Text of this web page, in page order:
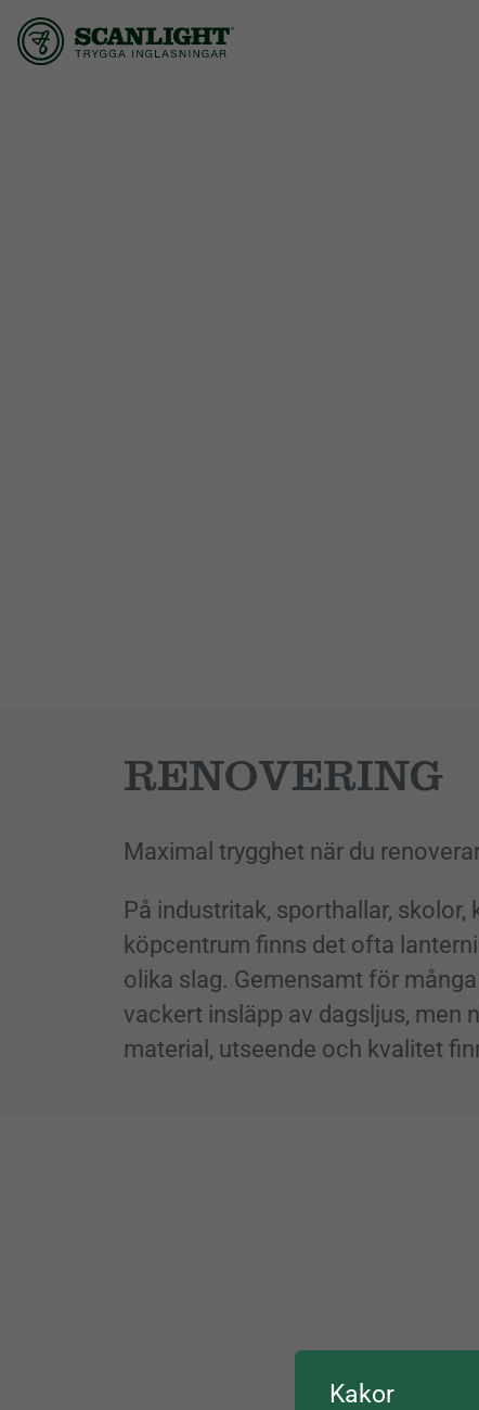
RENOVERING
Maximal trygghet när du
På industritak, sporthallar, skolor,
köpcentrum finns det ofta
olika slag. Gemensamt för
vackert insläpp av dagsljus, men
material, utseende och kvalitet
Kakor